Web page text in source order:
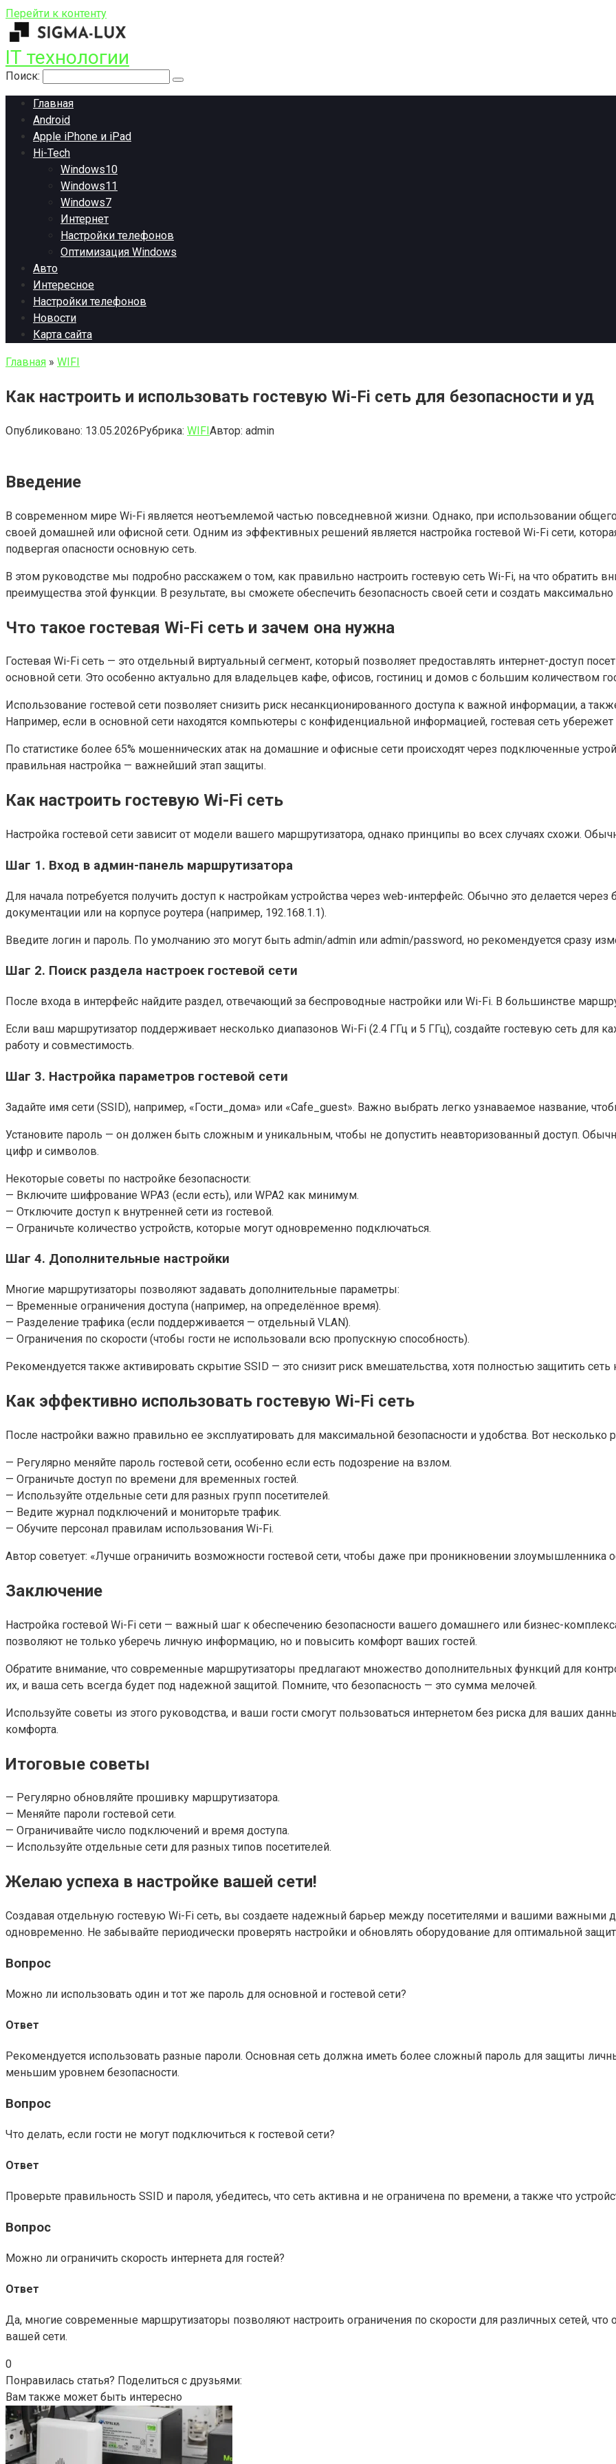
Перейти к контенту
IT технологии
Поиск:
Главная
Android
Apple iPhone и iPad
Hi-Tech
Windows10
Windows11
Windows7
Интернет
Настройки телефонов
Оптимизация Windows
Авто
Интересное
Настройки телефонов
Новости
Карта сайта
Главная » WIFI
Как настроить и использовать гостевую Wi-Fi сеть для безопасности и уд
Опубликовано: 13.05.2026Рубрика: WIFIАвтор: admin
Введение
В современном мире Wi-Fi является неотъемлемой частью повседневной жизни. Однако, при использовании
своей домашней или офисной сети. Одним из эффективных решений является настройка гостевой Wi-Fi сети,
подвергая опасности основную сеть.
В этом руководстве мы подробно расскажем о том, как правильно настроить гостевую сеть Wi-Fi, на что обратить
преимущества этой функции. В результате, вы сможете обеспечить безопасность своей сети и создать
Что такое гостевая Wi-Fi сеть и зачем она нужна
Гостевая Wi-Fi сеть — это отдельный виртуальный сегмент, который позволяет предоставлять интернет-доступ
основной сети. Это особенно актуально для владельцев кафе, офисов, гостиниц и домов с большим количеством
Использование гостевой сети позволяет снизить риск несанкционированного доступа к важной информации, а
Например, если в основной сети находятся компьютеры с конфиденциальной информацией, гостевая сеть
По статистике более 65% мошеннических атак на домашние и офисные сети происходят через подключенные
правильная настройка — важнейший этап защиты.
Как настроить гостевую Wi-Fi сеть
Настройка гостевой сети зависит от модели вашего маршрутизатора, однако принципы во всех случаях схожи.
Шаг 1. Вход в админ-панель маршрутизатора
Для начала потребуется получить доступ к настройкам устройства через web-интерфейс. Обычно это делается
документации или на корпусе роутера (например, 192.168.1.1).
Введите логин и пароль. По умолчанию это могут быть admin/admin или admin/password, но рекомендуется сразу
Шаг 2. Поиск раздела настроек гостевой сети
После входа в интерфейс найдите раздел, отвечающий за беспроводные настройки или Wi-Fi. В большинстве
Если ваш маршрутизатор поддерживает несколько диапазонов Wi-Fi (2.4 ГГц и 5 ГГц), создайте гостевую сеть для
работу и совместимость.
Шаг 3. Настройка параметров гостевой сети
Задайте имя сети (SSID), например, «Гости_дома» или «Cafe_guest». Важно выбрать легко узнаваемое название,
Установите пароль — он должен быть сложным и уникальным, чтобы не допустить неавторизованный доступ.
цифр и символов.
Некоторые советы по настройке безопасности:
— Включите шифрование WPA3 (если есть), или WPA2 как минимум.
— Отключите доступ к внутренней сети из гостевой.
— Ограничьте количество устройств, которые могут одновременно подключаться.
Шаг 4. Дополнительные настройки
Многие маршрутизаторы позволяют задавать дополнительные параметры:
— Временные ограничения доступа (например, на определённое время).
— Разделение трафика (если поддерживается — отдельный VLAN).
— Ограничения по скорости (чтобы гости не использовали всю пропускную способность).
Рекомендуется также активировать скрытие SSID — это снизит риск вмешательства, хотя полностью защитить
Как эффективно использовать гостевую Wi-Fi сеть
После настройки важно правильно ее эксплуатировать для максимальной безопасности и удобства. Вот несколько
— Регулярно меняйте пароль гостевой сети, особенно если есть подозрение на взлом.
— Ограничьте доступ по времени для временных гостей.
— Используйте отдельные сети для разных групп посетителей.
— Ведите журнал подключений и мониторьте трафик.
— Обучите персонал правилам использования Wi-Fi.
Автор советует: «Лучше ограничить возможности гостевой сети, чтобы даже при проникновении
Заключение
Настройка гостевой Wi-Fi сети — важный шаг к обеспечению безопасности вашего домашнего или бизнес-
позволяют не только уберечь личную информацию, но и повысить комфорт ваших гостей.
Обратите внимание, что современные маршрутизаторы предлагают множество дополнительных функций для
их, и ваша сеть всегда будет под надежной защитой. Помните, что безопасность — это сумма мелочей.
Используйте советы из этого руководства, и ваши гости смогут пользоваться интернетом без риска для ваших
комфорта.
Итоговые советы
— Регулярно обновляйте прошивку маршрутизатора.
— Меняйте пароли гостевой сети.
— Ограничивайте число подключений и время доступа.
— Используйте отдельные сети для разных типов посетителей.
Желаю успеха в настройке вашей сети!
Создавая отдельную гостевую Wi-Fi сеть, вы создаете надежный барьер между посетителями и вашими важными
одновременно. Не забывайте периодически проверять настройки и обновлять оборудование для оптимальной
Вопрос
Можно ли использовать один и тот же пароль для основной и гостевой сети?
Ответ
Рекомендуется использовать разные пароли. Основная сеть должна иметь более сложный пароль для защиты
меньшим уровнем безопасности.
Вопрос
Что делать, если гости не могут подключиться к гостевой сети?
Ответ
Проверьте правильность SSID и пароля, убедитесь, что сеть активна и не ограничена по времени, а также что
Вопрос
Можно ли ограничить скорость интернета для гостей?
Ответ
Да, многие современные маршрутизаторы позволяют настроить ограничения по скорости для различных сетей, что
вашей сети.
0
Понравилась статья? Поделиться с друзьями:
Вам также может быть интересно